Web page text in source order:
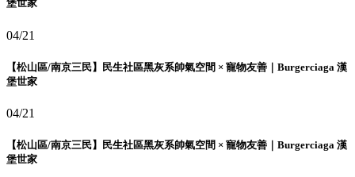
堡世家
04/21
【松山區/南京三民】民生社區黑灰系帥氣空間 × 寵物友善｜Burgerciaga 漢
堡世家
04/21
【松山區/南京三民】民生社區黑灰系帥氣空間 × 寵物友善｜Burgerciaga 漢
堡世家